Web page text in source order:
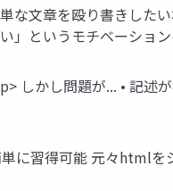
な文章を殴り書きした
」というモチベーショ
しかし問題が... • 記述
に習得可能 元々htmlを